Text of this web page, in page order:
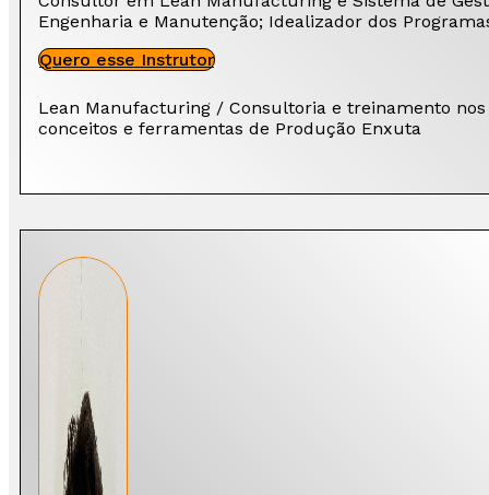
Engenharia e Manutenção; Idealizador dos
Quero esse Instrutor
Lean Manufacturing / Consultoria e treinamento nos
conceitos e ferramentas de Produção Enxuta